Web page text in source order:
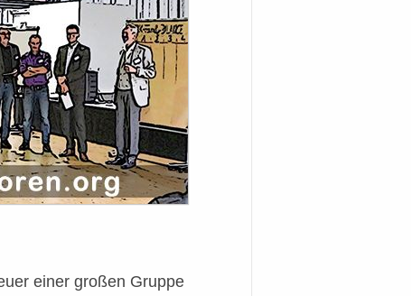
einer großen Gruppe